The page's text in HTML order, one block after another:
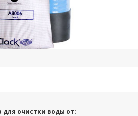
для очистки воды от: